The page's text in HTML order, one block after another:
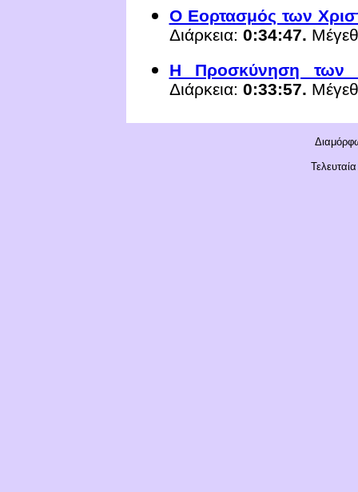
Ο Εορτασμός των
Διάρκεια: 0:34:47.
Η Προσκύνηση
Διάρκεια: 0:33:57.